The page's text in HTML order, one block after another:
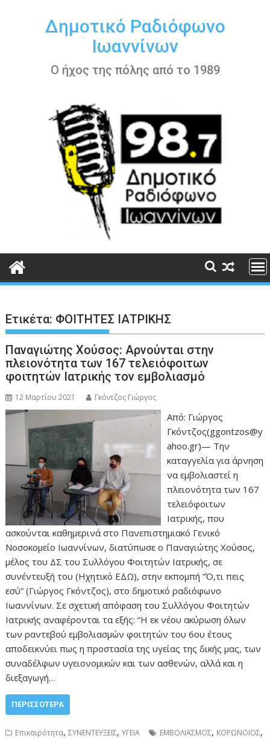
περιεχόμενοΔημοτικό Ραδιόφωνο
Ιωαννίνων
Ο ήχος της πόλης από το 1989
Ετικέτα: ΦΟΙΤΗΤΕΣ ΙΑΤΡΙΚΗΣ
Παναγιώτης Χούσος: Αρνούνται στην
πλειονότητα των 167 τελειόφοιτων
φοιτητών Ιατρικής τον εμβολιασμό
12 Μαρτίου 2021 Γκόντζος Γιώργος
Από: Γιώργος
Γκόντζος(ggontzos@y
ahoo.gr)— Την
καταγγελία για άρνηση
να εμβολιαστεί η
πλειονότητα των 167
τελειόφοιτων
Ιατρικής, που
ασκούνται καθημερινά στο Πανεπιστημιακό Γενικό
Νοσοκομείο Ιωαννίνων, διατύπωσε ο Παναγιώτης Χούσος,
μέλος του ΔΣ του Συλλόγου Φοιτητών Ιατρικής, σε
συνέντευξή του (Ηχητικό ΕΔΩ), στην εκπομπή “Ό,τι πεις
εσύ” (Γιώργος Γκόντζος), στο δημοτικό ραδιόφωνο
Ιωαννίνων. Σε σχετική απόφαση του Συλλόγου Φοιτητών
Ιατρικής αναφέρονται τα εξής: “Η εκ νέου ακύρωση όλων
των ραντεβού εμβολιασμών φοιτητών του 6ου έτους
αποδεικνύει πως η προστασία της υγείας της δικής μας, των
συναδέλφων υγειονομικών και των ασθενών, αλλά και η
διεξαγωγή…
ΠΕΡΙΣΣΌΤΕΡΑ
Επικαιρότητα,ΣΥΝΕΝΤΕΥΞΕΙΣ,ΥΓΕΙΑ ΕΜΒΟΛΙΑΣΜΟΣ, ΚΟΡΩΝΟΪΟΣ,